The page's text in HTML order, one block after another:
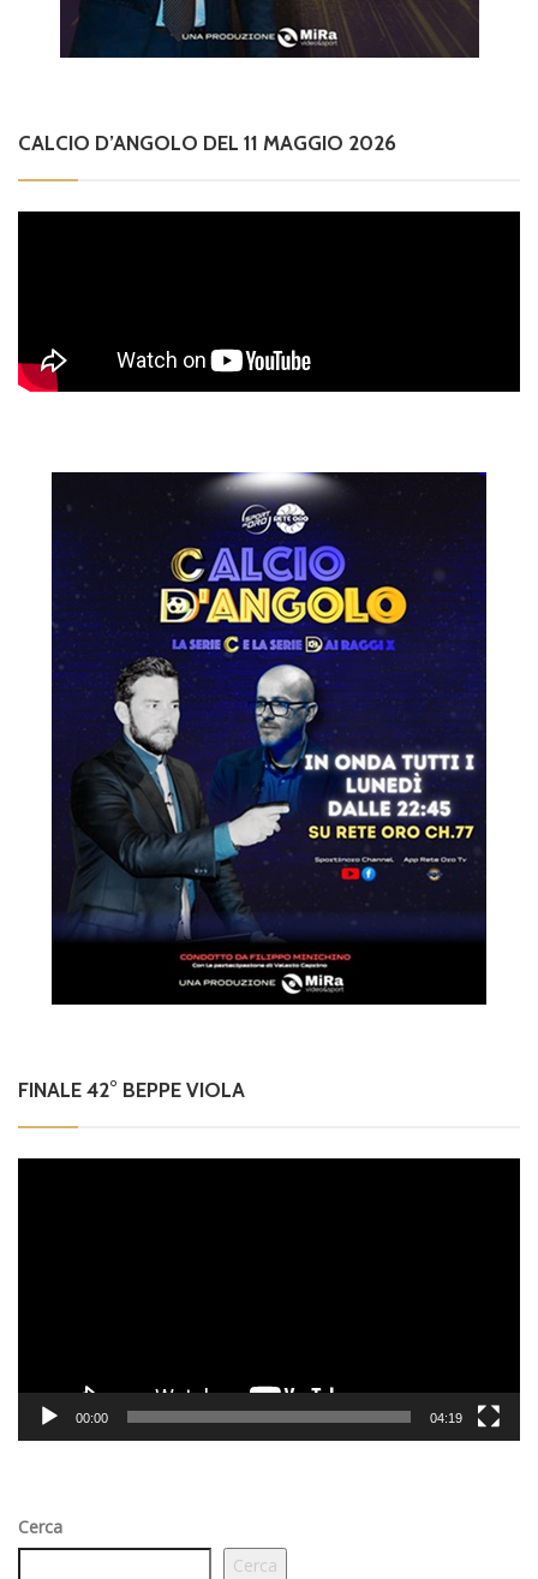
CALCIO D’ANGOLO DEL 11 MAGGIO 2026
FINALE 42° BEPPE VIOLA
00:00 04:19
Cerca
Cerca